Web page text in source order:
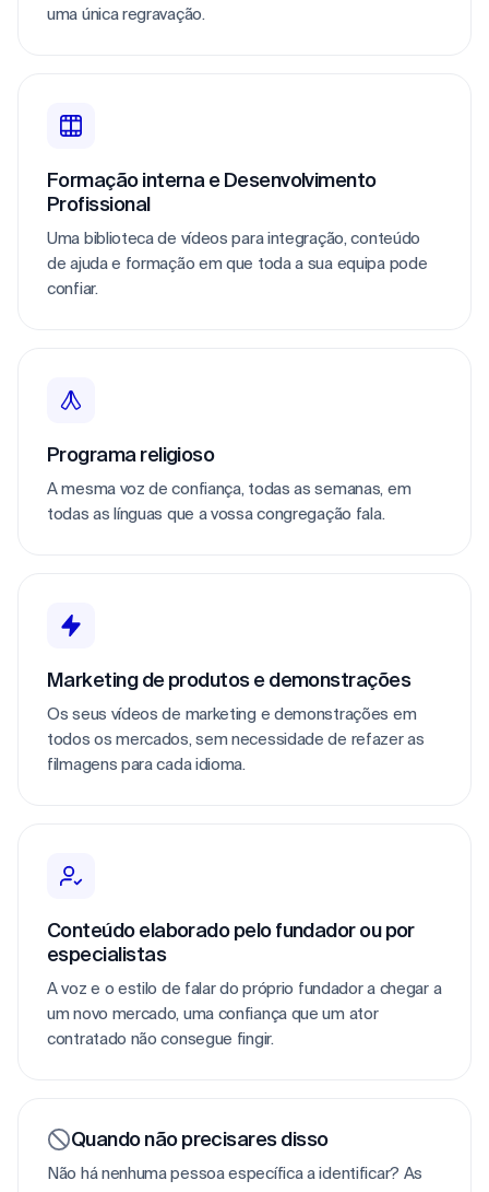
uma única regravação.
Formação interna e Desenvolvimento
Profissional
Uma biblioteca de vídeos para integração, conteúdo
de ajuda e formação em que toda a sua equipa pode
confiar.
Programa religioso
A mesma voz de confiança, todas as semanas, em
todas as línguas que a vossa congregação fala.
Marketing de produtos e demonstrações
Os seus vídeos de marketing e demonstrações em
todos os mercados, sem necessidade de refazer as
filmagens para cada idioma.
Conteúdo elaborado pelo fundador ou por
especialistas
A voz e o estilo de falar do próprio fundador a chegar a
um novo mercado, uma confiança que um ator
contratado não consegue fingir.
Quando não precisares disso
Não há nenhuma pessoa específica a identificar? As